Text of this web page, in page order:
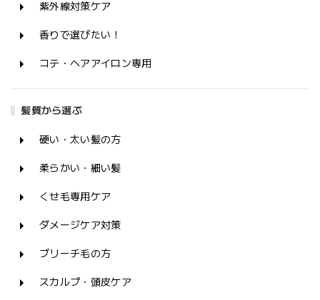
紫外線対策ケア
香りで選びたい！
コテ・ヘアアイロン専用
髪質から選ぶ
硬い・太い髪の方
柔らかい・細い髪
くせ毛専用ケア
ダメージケア対策
ブリーチ毛の方
スカルプ・頭皮ケア